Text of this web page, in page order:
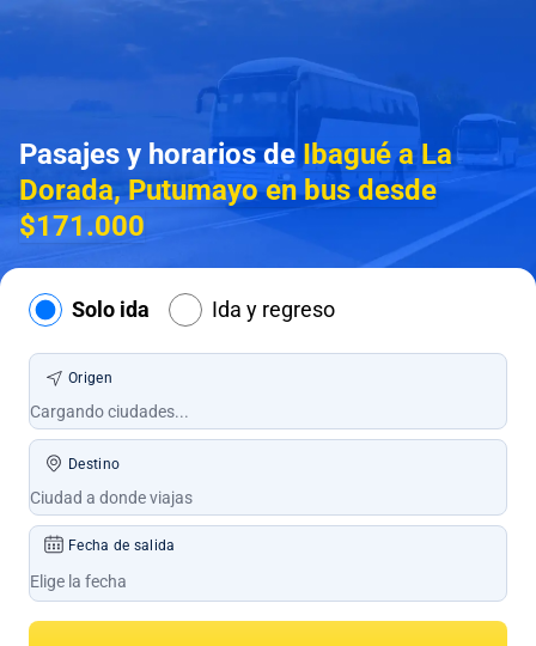
Pasajes y horarios de Ibagué a La
Dorada, Putumayo en bus desde
$171.000
Solo ida Ida y regreso
Origen
Destino
Fecha de salida